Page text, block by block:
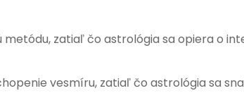
zatiaľ čo astrológia sa opiera o
vesmíru, zatiaľ čo astrológia sa